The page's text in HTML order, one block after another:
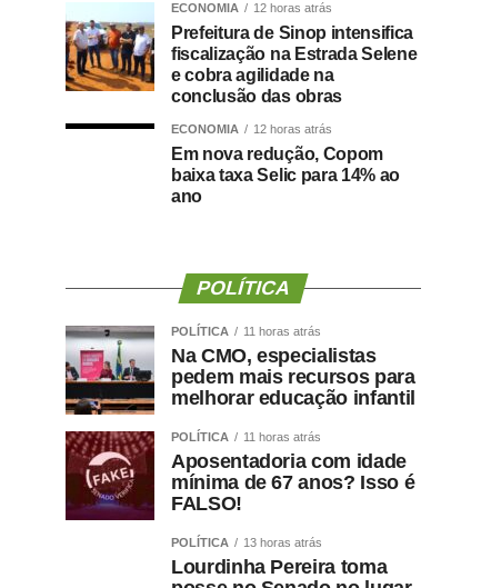
ECONOMIA 12 horas atrás
Prefeitura de Sinop intensifica
fiscalização na Estrada Selene
e cobra agilidade na
conclusão das obras
ECONOMIA 12 horas atrás
Em nova redução, Copom
baixa taxa Selic para 14% ao
ano
POLÍTICA
POLÍTICA 11 horas atrás
Na CMO, especialistas
pedem mais recursos para
melhorar educação infantil
POLÍTICA 11 horas atrás
Aposentadoria com idade
mínima de 67 anos? Isso é
FALSO!
POLÍTICA 13 horas atrás
Lourdinha Pereira toma